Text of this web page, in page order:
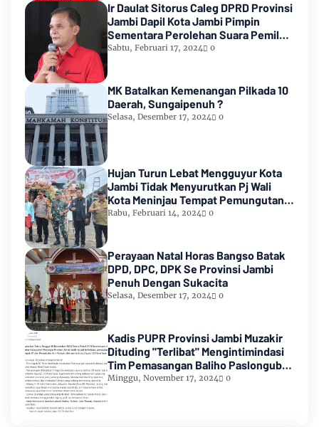
Ir Daulat Sitorus Caleg DPRD Provinsi
Jambi Dapil Kota Jambi Pimpin
Sementara Perolehan Suara Pemilu
2024
Sabtu, Februari 17, 2024 0
MK Batalkan Kemenangan Pilkada 10
Daerah, Sungaipenuh ?
Selasa, Desember 17, 2024 0
Hujan Turun Lebat Mengguyur Kota
Jambi Tidak Menyurutkan Pj Wali
Kota Meninjau Tempat Pemungutan
Suara Pemilu 2024
Rabu, Februari 14, 2024 0
Perayaan Natal Horas Bangso Batak
DPD, DPC, DPK Se Provinsi Jambi
Penuh Dengan Sukacita
Selasa, Desember 17, 2024 0
Kadis PUPR Provinsi Jambi Muzakir
Dituding "Terlibat" Mengintimindasi
Tim Pemasangan Baliho Paslongub
Romi-Sudirman
Minggu, November 17, 2024 0